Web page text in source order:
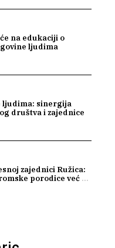
na edukaciji o
ljudima
ljudima: sinergija
društva i zajednice
zajednici Ružica:
porodice već 15